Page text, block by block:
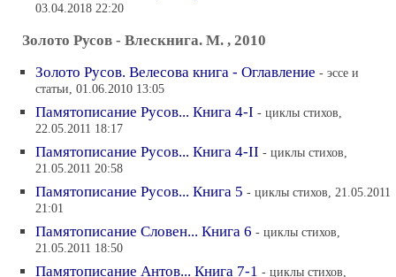
03.04.2018 22:20
Золото Русов - Влескнига. М. , 2010
Золото Русов. Велесова книга - Оглавление - эссе и
статьи, 01.06.2010 13:05
Памятописание Русов... Книга 4-I - циклы стихов,
22.05.2011 18:17
Памятописание Русов... Книга 4-II - циклы стихов,
21.05.2011 20:58
Памятописание Русов... Книга 5 - циклы стихов, 21.05.2011
21:01
Памятописание Словен... Книга 6 - циклы стихов,
21.05.2011 18:50
Памятописание Антов... Книга 7-1 - циклы стихов,